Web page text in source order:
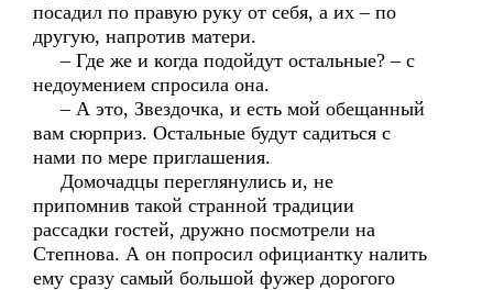
посадил по правую руку от себя, а их – по
другую, напротив матери.
– Где же и когда подойдут остальные? – с
недоумением спросила она.
– А это, Звездочка, и есть мой обещанный
вам сюрприз. Остальные будут садиться с
нами по мере приглашения.
Домочадцы переглянулись и, не
припомнив такой странной традиции
рассадки гостей, дружно посмотрели на
Степнова. А он попросил официантку налить
ему сразу самый большой фужер дорогого